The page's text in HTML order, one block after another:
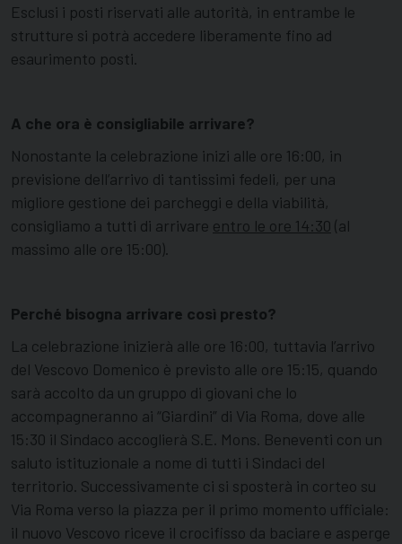
Esclusi i posti riservati alle autorità, in entrambe le
strutture si potrà accedere liberamente fino ad
esaurimento posti.
A che ora è consigliabile arrivare?
Nonostante la celebrazione inizi alle ore 16:00, in
previsione dell’arrivo di tantissimi fedeli, per una
migliore gestione dei parcheggi e della viabilità,
consigliamo a tutti di arrivare entro le ore 14:30 (al
massimo alle ore 15:00).
Perché bisogna arrivare così presto?
La celebrazione inizierà alle ore 16:00, tuttavia l’arrivo
del Vescovo Domenico è previsto alle ore 15:15, quando
sarà accolto da un gruppo di giovani che lo
accompagneranno ai “Giardini” di Via Roma, dove alle
15:30 il Sindaco accoglierà S.E. Mons. Beneventi con un
saluto istituzionale a nome di tutti i Sindaci del
territorio. Successivamente ci si sposterà in corteo su
Via Roma verso la piazza per il primo momento ufficiale:
il nuovo Vescovo riceve il crocifisso da baciare e asperge